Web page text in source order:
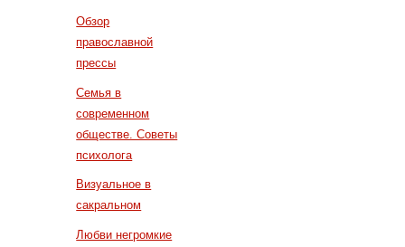
Обзор
православной
прессы
Семья в
современном
обществе. Советы
психолога
Визуальное в
сакральном
Любви негромкие